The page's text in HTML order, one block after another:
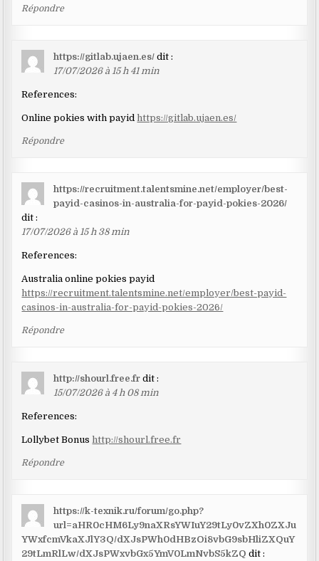
Répondre
https://gitlab.ujaen.es/ dit :
17/07/2026 à 15 h 41 min
References:
Online pokies with payid https://gitlab.ujaen.es/
Répondre
https://recruitment.talentsmine.net/employer/best-
payid-casinos-in-australia-for-payid-pokies-2026/
dit :
17/07/2026 à 15 h 38 min
References:
Australia online pokies payid
https://recruitment.talentsmine.net/employer/best-payid-
casinos-in-australia-for-payid-pokies-2026/
Répondre
http://shourl.free.fr dit :
15/07/2026 à 4 h 08 min
References:
Lollybet Bonus http://shourl.free.fr
Répondre
https://k-texnik.ru/forum/go.php?
url=aHR0cHM6Ly9naXRsYWIuY29tLy0vZXh0ZXJu
YWxfcmVkaXJlY3Q/dXJsPWh0dHBzOi8vbG9sbHliZXQuY
29tLmRlLw/dXJsPWxvbGx5YmV0LmNvbS5kZQ dit :